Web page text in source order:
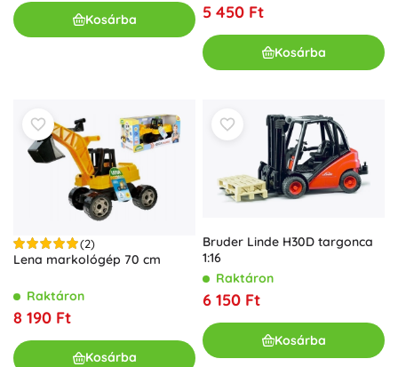
Kosárba 5 450 Ft
Kosárba
(2)
Lena markológép 70 cm
Raktáron
8 190 Ft
Kosárba
Bruder Linde H30D targonca
1:16
Raktáron
6 150 Ft
Kosárba